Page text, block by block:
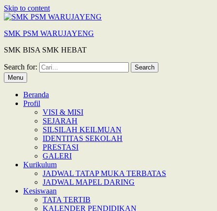
Skip to content
SMK PSM WARUJAYENG
SMK BISA SMK HEBAT
Search for:
Menu
Beranda
Profil
VISI & MISI
SEJARAH
SILSILAH KEILMUAN
IDENTITAS SEKOLAH
PRESTASI
GALERI
Kurikulum
JADWAL TATAP MUKA TERBATAS
JADWAL MAPEL DARING
Kesiswaan
TATA TERTIB
KALENDER PENDIDIKAN